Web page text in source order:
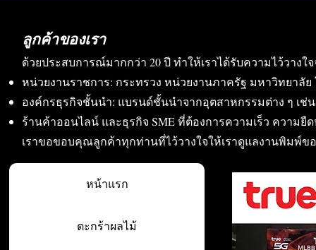
ลูกค้าของเรา
ด้วยประสบการณ์มากกว่า 20 ปี ทำให้เราได้รับความไว้วา
หน่วยงานราชการ: กระทรวง หน่วยงานภาครัฐ มหาวิทยาลัย
องค์กรธุรกิจชั้นนำ: แบรนด์ชั้นนำจากอุตสาหกรรมต่าง ๆ เช่
ร้านค้าออนไลน์ และธุรกิจ SME ที่ต้องการความเร็ว ความยื
เราขอขอบคุณลูกค้าทุกท่านที่ไว้วางใจให้เราดูแลงานพิมพ์ข
หน้าแรก
ตะกร้าผลไม้